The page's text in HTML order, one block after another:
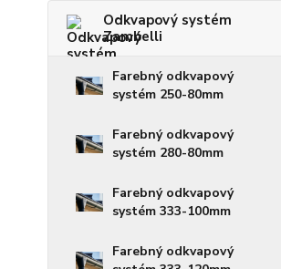
Odkvapový systém
Zambelli
Farebný odkvapový
systém 250-80mm
Farebný odkvapový
systém 280-80mm
Farebný odkvapový
systém 333-100mm
Farebný odkvapový